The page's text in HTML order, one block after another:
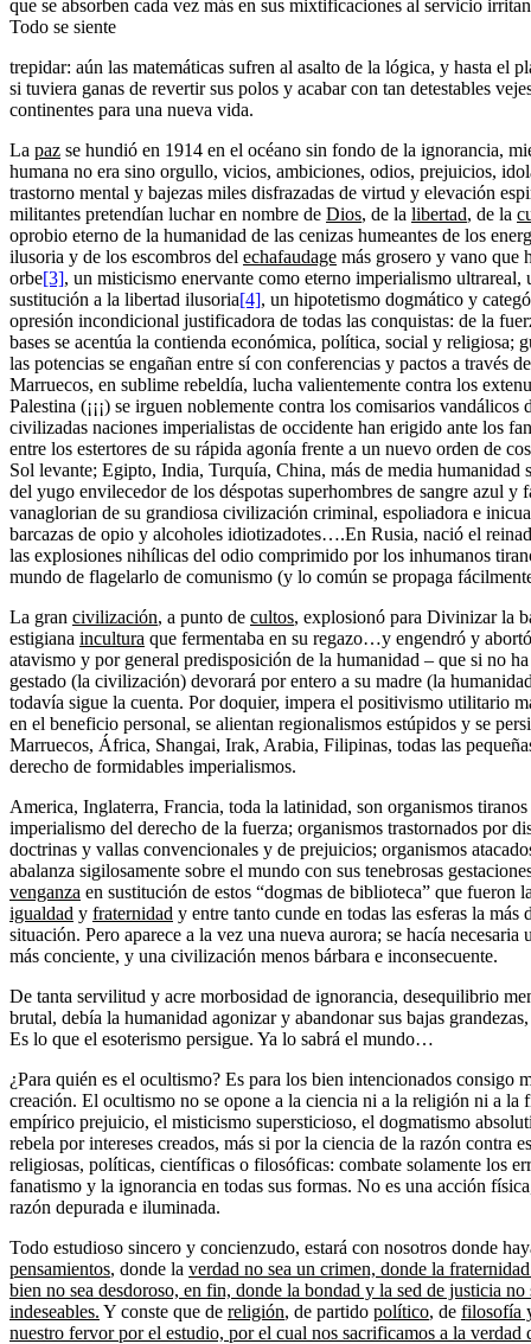
que se absorben cada vez más en sus mixtificaciones al servicio
Todo se siente
trepidar: aún las matemáticas sufren al asalto de la lógica, y hasta el
si tuviera ganas de revertir sus polos y acabar con tan detestables
continentes para una nueva vida.
La paz se hundió en 1914 en el océano sin fondo de la ignorancia,
humana no era sino orgullo, vicios, ambiciones, odios, prejuicios,
trastorno mental y bajezas miles disfrazadas de virtud y elevación
militantes pretendían luchar en nombre de Dios, de la libertad, de la
oprobio eterno de la humanidad de las cenizas humeantes de los
ilusoria y de los escombros del echafaudage más grosero y vano que
orbe[3], un misticismo enervante como eterno imperialismo ultrareal,
sustitución a la libertad ilusoria[4], un hipotetismo dogmático y
opresión incondicional justificadora de todas las conquistas: de la
bases se acentúa la contienda económica, política, social y religiosa;
las potencias se engañan entre sí con conferencias y pactos a través
Marruecos, en sublime rebeldía, lucha valientemente contra los
Palestina (¡¡¡) se irguen noblemente contra los comisarios
civilizadas naciones imperialistas de occidente han erigido ante los
entre los estertores de su rápida agonía frente a un nuevo orden de
Sol levante; Egipto, India, Turquía, China, más de media humanidad
del yugo envilecedor de los déspotas superhombres de sangre azul y
vanaglorian de su grandiosa civilización criminal, espoliadora e
barcazas de opio y alcoholes idiotizadotes….En Rusia, nació el
las explosiones nihílicas del odio comprimido por los inhumanos
mundo de flagelarlo de comunismo (y lo común se propaga
La gran civilización, a punto de cultos, explosionó para Divinizar la
estigiana incultura que fermentaba en su regazo…y engendró y
atavismo y por general predisposición de la humanidad – que si no
gestado (la civilización) devorará por entero a su madre (la
todavía sigue la cuenta. Por doquier, impera el positivismo utilitario
en el beneficio personal, se alientan regionalismos estúpidos y se
Marruecos, África, Shangai, Irak, Arabia, Filipinas, todas las
derecho de formidables imperialismos.
America, Inglaterra, Francia, toda la latinidad, son organismos
imperialismo del derecho de la fuerza; organismos trastornados por
doctrinas y vallas convencionales y de prejuicios; organismos
abalanza sigilosamente sobre el mundo con sus tenebrosas
venganza en sustitución de estos “dogmas de biblioteca” que fueron
igualdad y fraternidad y entre tanto cunde en todas las esferas la
situación. Pero aparece a la vez una nueva aurora; se hacía necesaria
más conciente, y una civilización menos bárbara e inconsecuente.
De tanta servilitud y acre morbosidad de ignorancia, desequilibrio
brutal, debía la humanidad agonizar y abandonar sus bajas
Es lo que el esoterismo persigue. Ya lo sabrá el mundo…
¿Para quién es el ocultismo? Es para los bien intencionados consigo
creación. El ocultismo no se opone a la ciencia ni a la religión ni a la
empírico prejuicio, el misticismo supersticioso, el dogmatismo
rebela por intereses creados, más si por la ciencia de la razón contra
religiosas, políticas, científicas o filosóficas: combate solamente los
fanatismo y la ignorancia en todas sus formas. No es una acción
razón depurada e iluminada.
Todo estudioso sincero y concienzudo, estará con nosotros donde
pensamientos, donde la verdad no sea un crimen, donde la
bien no sea desdoroso, en fin, donde la bondad y la sed de justicia
indeseables. Y conste que de religión, de partido político, de filosofía
nuestro fervor por el estudio, por el cual nos sacrificamos a la verdad